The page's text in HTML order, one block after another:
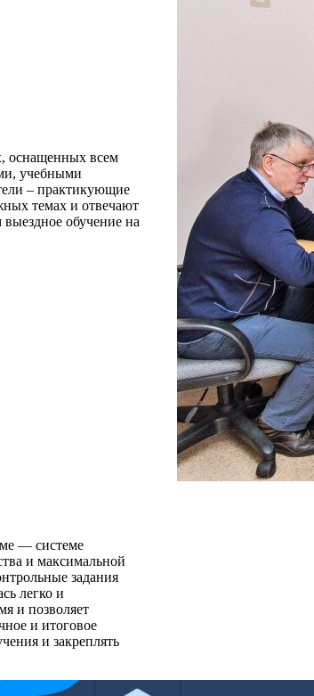
оснащенных всем
учебными
– практикующие
темах и отвечают
обучение на
— системе
и максимальной
задания
легко и
и позволяет
и итоговое
и закреплять